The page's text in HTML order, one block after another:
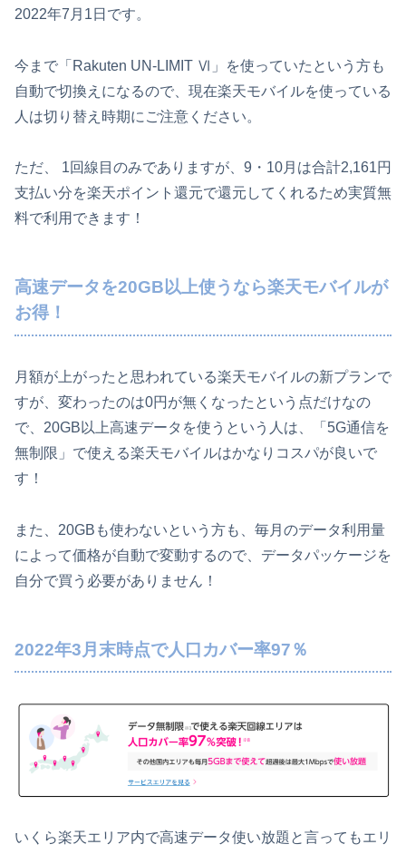
2022年7月1日です。
今まで「Rakuten UN-LIMIT Ⅵ」を使っていたという方も
自動で切換えになるので、現在楽天モバイルを使っている
人は切り替え時期にご注意ください。
ただ、 1回線目のみでありますが、9・10月は合計2,161円
支払い分を楽天ポイント還元で還元してくれるため実質無
料で利用できます！
高速データを20GB以上使うなら楽天モバイルが
お得！
月額が上がったと思われている楽天モバイルの新プランで
すが、変わったのは0円が無くなったという点だけなの
で、20GB以上高速データを使うという人は、「5G通信を
無制限」で使える楽天モバイルはかなりコスパが良いで
す！
また、20GBも使わないという方も、毎月のデータ利用量
によって価格が自動で変動するので、データパッケージを
自分で買う必要がありません！
2022年3月末時点で人口カバー率97％
いくら楽天エリア内で高速データ使い放題と言ってもエリ